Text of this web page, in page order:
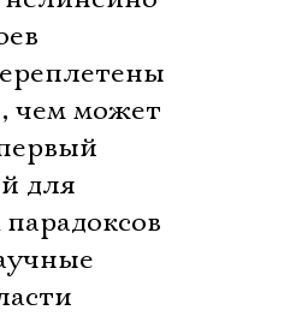
чем может
для